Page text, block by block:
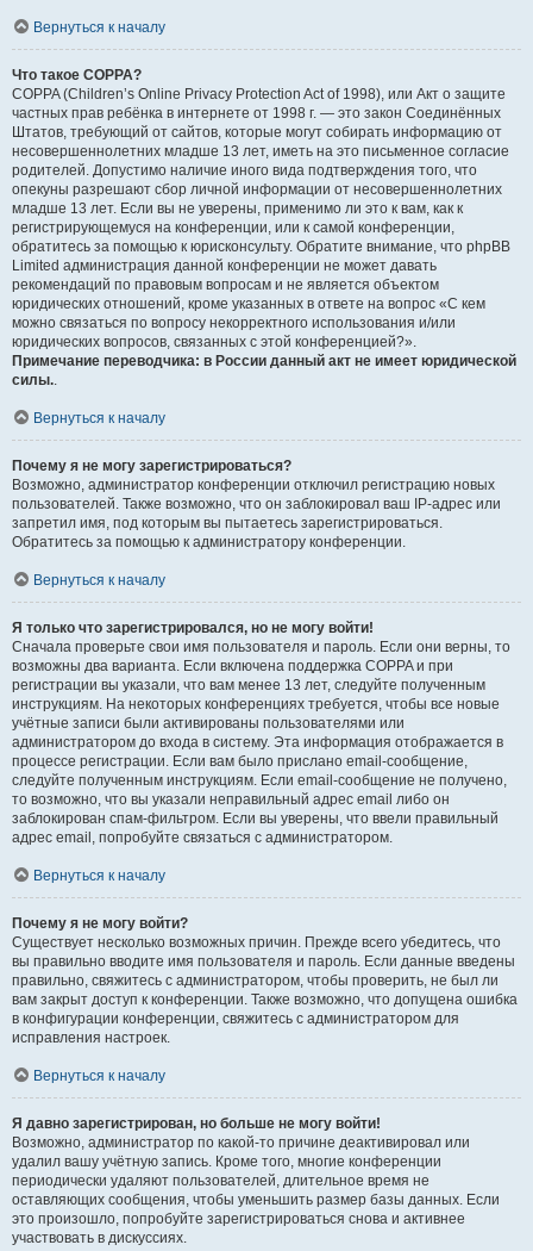
Вернуться к началу
Что такое COPPA?
COPPA (Children’s Online Privacy Protection Act of 1998), или Акт о защите
частных прав ребёнка в интернете от 1998 г. — это закон Соединённых
Штатов, требующий от сайтов, которые могут собирать информацию от
несовершеннолетних младше 13 лет, иметь на это письменное согласие
родителей. Допустимо наличие иного вида подтверждения того, что
опекуны разрешают сбор личной информации от несовершеннолетних
младше 13 лет. Если вы не уверены, применимо ли это к вам, как к
регистрирующемуся на конференции, или к самой конференции,
обратитесь за помощью к юрисконсульту. Обратите внимание, что phpBB
Limited администрация данной конференции не может давать
рекомендаций по правовым вопросам и не является объектом
юридических отношений, кроме указанных в ответе на вопрос «С кем
можно связаться по вопросу некорректного использования и/или
юридических вопросов, связанных с этой конференцией?».
Примечание переводчика: в России данный акт не имеет юридической
силы.
Вернуться к началу
Почему я не могу зарегистрироваться?
Возможно, администратор конференции отключил регистрацию новых
пользователей. Также возможно, что он заблокировал ваш IP-адрес или
запретил имя, под которым вы пытаетесь зарегистрироваться.
Обратитесь за помощью к администратору конференции.
Вернуться к началу
Я только что зарегистрировался, но не могу войти!
Сначала проверьте свои имя пользователя и пароль. Если они верны, то
возможны два варианта. Если включена поддержка COPPA и при
регистрации вы указали, что вам менее 13 лет, следуйте полученным
инструкциям. На некоторых конференциях требуется, чтобы все новые
учётные записи были активированы пользователями или
администратором до входа в систему. Эта информация отображается в
процессе регистрации. Если вам было прислано email-сообщение,
следуйте полученным инструкциям. Если email-сообщение не получено,
то возможно, что вы указали неправильный адрес email либо он
заблокирован спам-фильтром. Если вы уверены, что ввели правильный
адрес email, попробуйте связаться с администратором.
Вернуться к началу
Почему я не могу войти?
Существует несколько возможных причин. Прежде всего убедитесь, что
вы правильно вводите имя пользователя и пароль. Если данные введены
правильно, свяжитесь с администратором, чтобы проверить, не был ли
вам закрыт доступ к конференции. Также возможно, что допущена ошибка
в конфигурации конференции, свяжитесь с администратором для
исправления настроек.
Вернуться к началу
Я давно зарегистрирован, но больше не могу войти!
Возможно, администратор по какой-то причине деактивировал или
удалил вашу учётную запись. Кроме того, многие конференции
периодически удаляют пользователей, длительное время не
оставляющих сообщения, чтобы уменьшить размер базы данных. Если
это произошло, попробуйте зарегистрироваться снова и активнее
участвовать в дискуссиях.